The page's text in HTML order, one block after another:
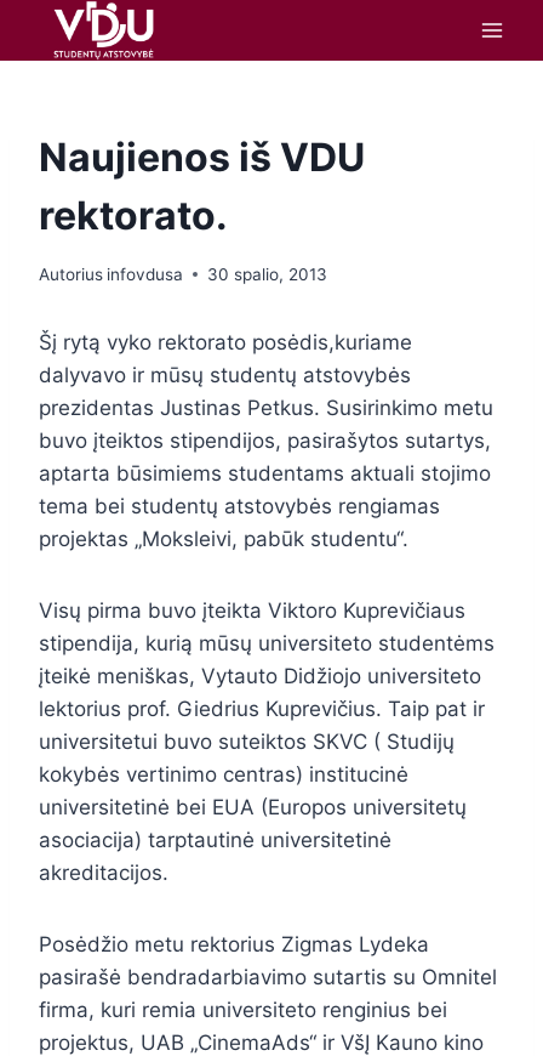
Naujienos iš VDU
rektorato.
Autorius infovdusa 30 spalio, 2013
Šį rytą vyko rektorato posėdis,kuriame
dalyvavo ir mūsų studentų atstovybės
prezidentas Justinas Petkus. Susirinkimo metu
buvo įteiktos stipendijos, pasirašytos sutartys,
aptarta būsimiems studentams aktuali stojimo
tema bei studentų atstovybės rengiamas
projektas „Moksleivi, pabūk studentu“.
Visų pirma buvo įteikta Viktoro Kuprevičiaus
stipendija, kurią mūsų universiteto studentėms
įteikė meniškas, Vytauto Didžiojo universiteto
lektorius prof. Giedrius Kuprevičius. Taip pat ir
universitetui buvo suteiktos SKVC ( Studijų
kokybės vertinimo centras) institucinė
universitetinė bei EUA (Europos universitetų
asociacija) tarptautinė universitetinė
akreditacijos.
Posėdžio metu rektorius Zigmas Lydeka
pasirašė bendradarbiavimo sutartis su Omnitel
firma, kuri remia universiteto renginius bei
projektus, UAB „CinemaAds“ ir VšĮ Kauno kino